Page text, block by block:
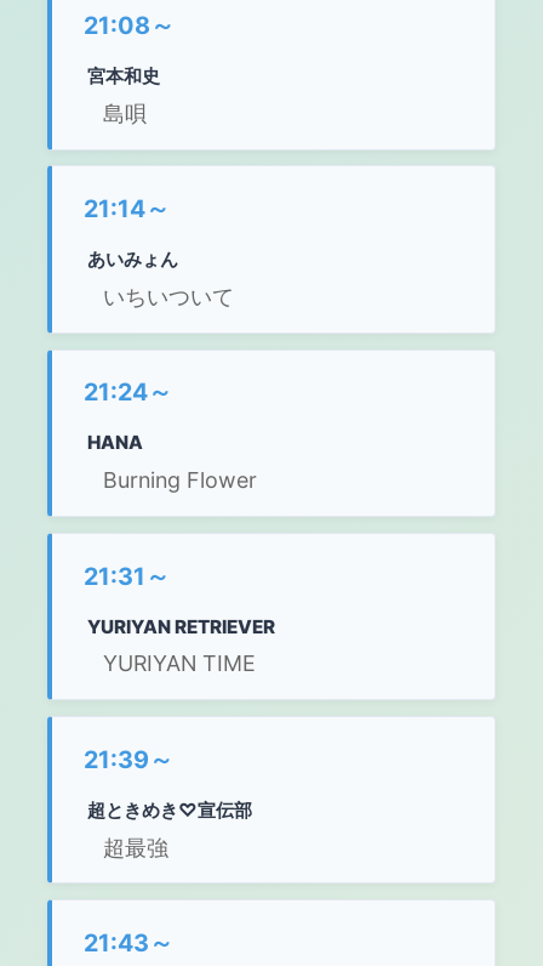
21:08～
宮本和史
島唄
21:14～
あいみょん
いちいついて
21:24～
HANA
Burning Flower
21:31～
YURIYAN RETRIEVER
YURIYAN TIME
21:39～
超ときめき♡宣伝部
超最強
21:43～